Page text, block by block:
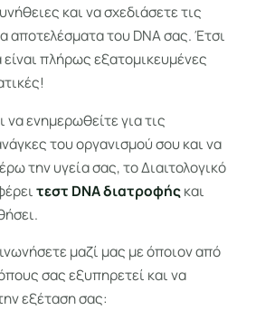
και να σχεδιάσετε τις
αποτελέσματα του DNA σας. Έτσι
πλήρως εξατομικευμένες
να ενημερωθείτε για τις
του οργανισμού σου και να
την υγεία σας, το Διαιτολογικό
τεστ DNA διατροφήςκαι
μαζί μας με όποιον από
σας εξυπηρετεί και να
εξέταση σας: